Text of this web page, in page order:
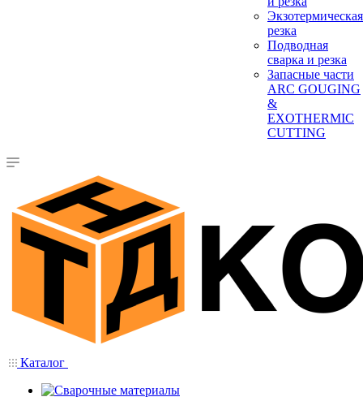
Экзотермическая
резка
Подводная
сварка и резка
Запасные части
ARC GOUGING
&
EXOTHERMIC
CUTTING
Каталог